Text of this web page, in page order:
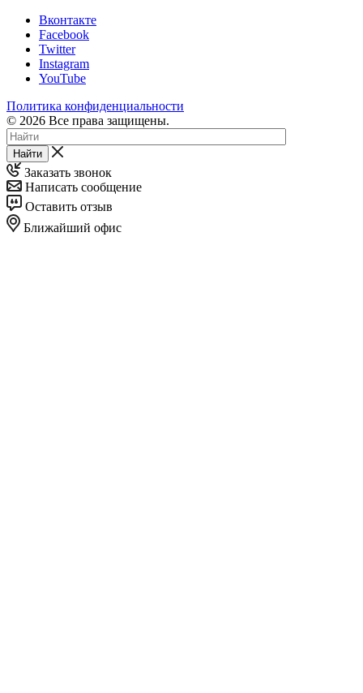
Вконтакте
Facebook
Twitter
Instagram
YouTube
Политика конфиденциальности
© 2026 Все права защищены.
Найти
Заказать звонок
Написать сообщение
Оставить отзыв
Ближайший офис